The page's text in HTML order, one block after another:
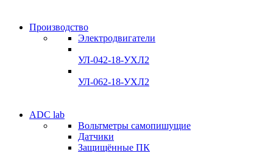
Склад
Подробнее
Гироскопы
Производство
Электродвигатели
УЛ-042-18-УХЛ2
УЛ-062-18-УХЛ2
УЛ-04 УЛ-06
Подробнее
УЛ-04 УЛ-06
ADC lab
Вольтметры самопишущие
Датчики
Защищённые ПК